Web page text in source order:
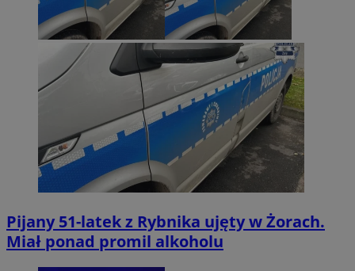
Pijany 51-latek z Rybnika ujęty w Żorach.
Miał ponad promil alkoholu